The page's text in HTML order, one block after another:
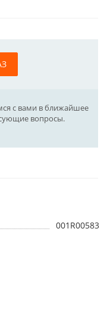
с вами в ближайшее
вопросы.
001R00583